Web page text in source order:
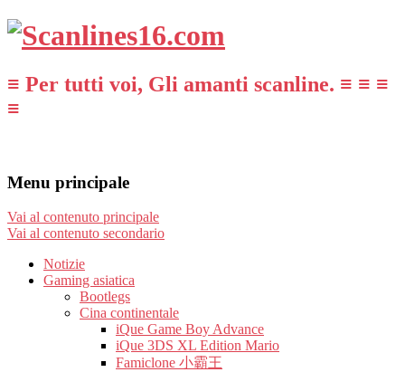
≡ Per tutti voi, Gli amanti scanline. ≡ ≡ ≡
≡
Menu principale
Vai al contenuto principale
Vai al contenuto secondario
Notizie
Gaming asiatica
Bootlegs
Cina continentale
iQue Game Boy Advance
iQue 3DS XL Edition Mario
Famiclone 小霸王